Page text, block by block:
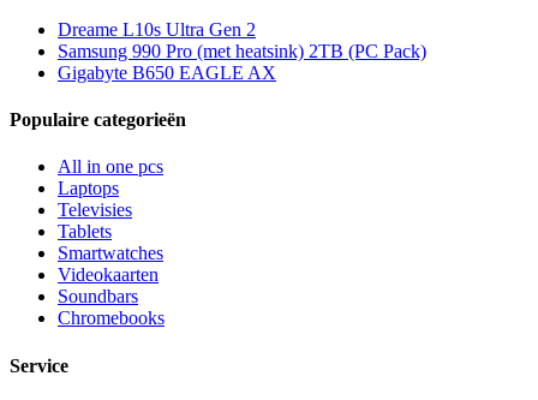
Dreame L10s Ultra Gen 2
Samsung 990 Pro (met heatsink) 2TB (PC Pack)
Gigabyte B650 EAGLE AX
Populaire categorieën
All in one pcs
Laptops
Televisies
Tablets
Smartwatches
Videokaarten
Soundbars
Chromebooks
Service